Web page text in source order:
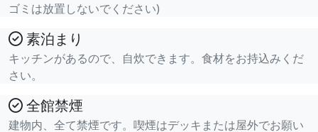
ゴミは放置しないでください)
素泊まり
キッチンがあるので、自炊できます。食材をお持込みくだ
さい。
全館禁煙
建物内、全て禁煙です。喫煙はデッキまたは屋外でお願い